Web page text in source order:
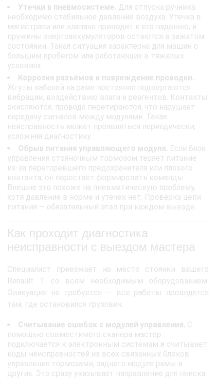
Утечки в пневмосистеме. Для отпуска ручника
необходимо стабильное давление воздуха. Утечка в
магистрали или клапане приводит к его падению, и
пружины энергоаккумуляторов остаются в зажатом
состоянии. Такая ситуация характерна для машин с
большим пробегом или работающих в тяжёлых
условиях.
Коррозия разъёмов и повреждение проводки.
Жгуты кабелей на раме постоянно подвергаются
вибрации, воздействию влаги и реагентов. Контакты
окисляются, провода перетираются, что нарушает
передачу сигналов между модулями. Такая
неисправность может проявляться периодически,
усложняя диагностику.
Обрыв питания управляющего модуля. Если блок
управления стояночным тормозом теряет питание
из-за перегоревшего предохранителя или плохого
контакта, он перестаёт формировать команды.
Внешне это похоже на пневматическую проблему,
хотя давление в норме и утечек нет. Проверка цепи
питания — обязательный этап при каждом выезде.
Как проходит диагностика
неисправности с выездом мастера
Специалист приезжает на место стоянки вашего
Renault T со всем необходимым оборудованием.
Эвакуация не требуется — все работы проводятся
там, где остановился грузовик.
Считывание ошибок с модулей управления. С
помощью совместимого сканера мастер
подключается к электронным системам и считывает
коды неисправностей из всех связанных блоков:
управления тормозами, заднего модуля рамы и
других. Это сразу указывает направление для поиска.